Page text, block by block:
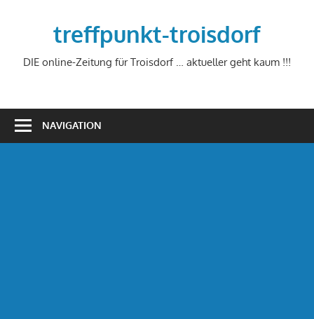
treffpunkt-troisdorf
DIE online-Zeitung für Troisdorf … aktueller geht kaum !!!
NAVIGATION